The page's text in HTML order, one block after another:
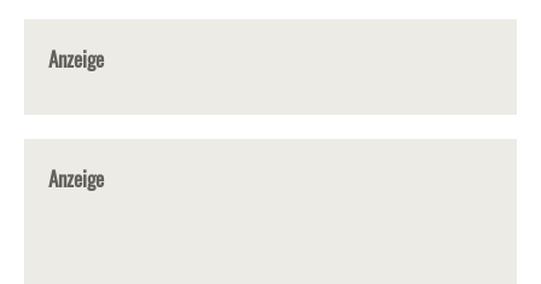
Anzeige
Anzeige